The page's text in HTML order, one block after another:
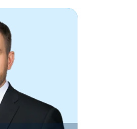
сделки
с финтех-
также с
опыт
с правом
Нидерландов,